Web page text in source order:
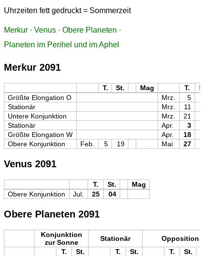
Uhrzeiten fett gedruckt = Sommerzeit
Merkur · Venus · Obere Planeten ·
Planeten im Perihel und im Aphel
Merkur 2091
T. St. Mag T.
St.
Größte Elongation O
Mrz. 5
Stationär
Mrz. 11
Untere Konjunktion
Mrz. 21
Stationär
Apr. 3
Größte Elongation W
Apr. 18
Obere Konjunktion
Feb. 5 19 Mai 27
Venus 2091
T. St.
Mag
Obere Konjunktion
Jul. 25 04
Obere Planeten 2091
Konjunktion
zur Sonne
Stationär
Opposition
T.
St. T. St. T. St.